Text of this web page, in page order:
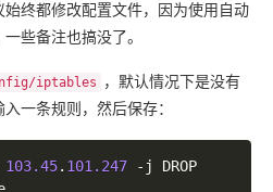
终都修改配置文件，因为使用自动
些备注也搞没了。
iptables
，默认情况下是没有
一条规则，然后保存：
103.45. 101.247 - j DROP